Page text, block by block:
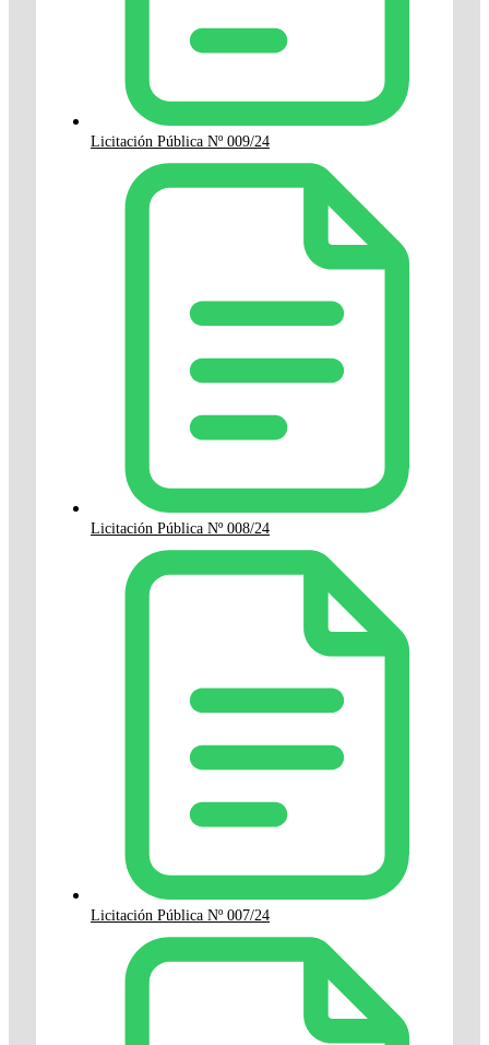
Licitación Pública Nº 009/24
Licitación Pública Nº 008/24
Licitación Pública Nº 007/24